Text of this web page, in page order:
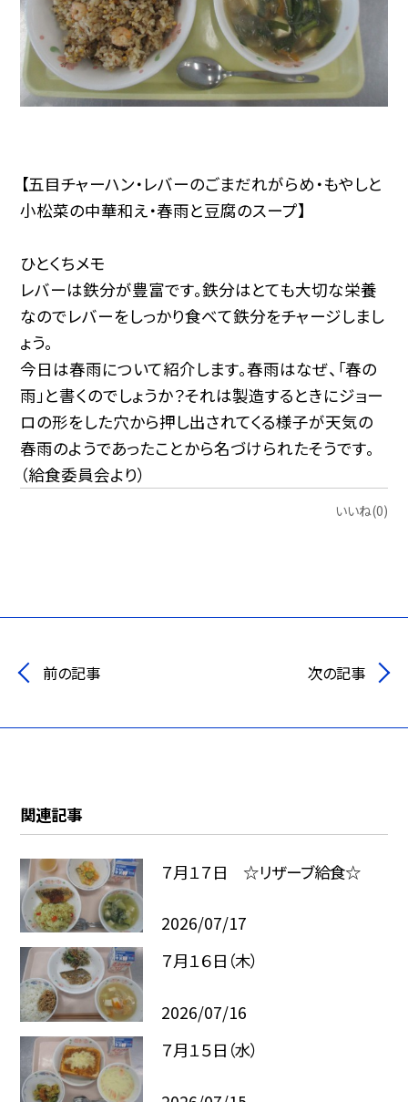
【五目チャーハン・レバーのごまだれがらめ・もやしと
小松菜の中華和え・春雨と豆腐のスープ】
ひとくちメモ
レバーは鉄分が豊富です。鉄分はとても大切な栄養
なのでレバーをしっかり食べて鉄分をチャージしまし
ょう。
今日は春雨について紹介します。春雨はなぜ、「春の
雨」と書くのでしょうか？それは製造するときにジョー
ロの形をした穴から押し出されてくる様子が天気の
春雨のようであったことから名づけられたそうです。
（給食委員会より）
いいね(0)
前の記事 次の記事
関連記事
７月１７日 ☆リザーブ給食☆
2026/07/17
７月１６日（木）
2026/07/16
７月１５日（水）